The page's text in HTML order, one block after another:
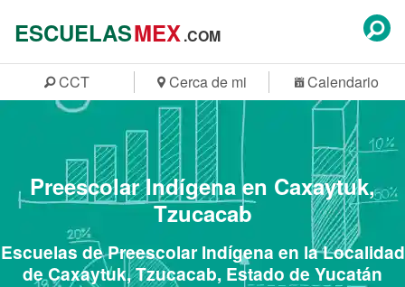
ESCUELASMEX.COM
CCT Cerca de mi Calendario
Preescolar Indígena en Caxaytuk,
Tzucacab
Escuelas de Preescolar Indígena en la Localidad
de Caxaytuk, Tzucacab, Estado de Yucatán